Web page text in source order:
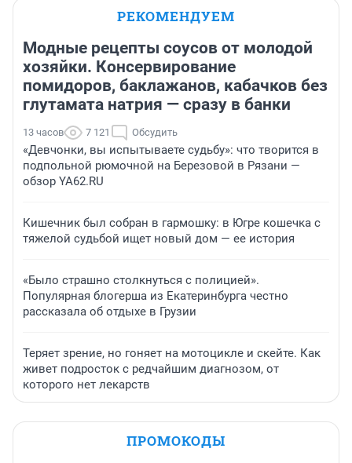
РЕКОМЕНДУЕМ
Модные рецепты соусов от молодой
хозяйки. Консервирование
помидоров, баклажанов, кабачков без
глутамата натрия — сразу в банки
13 часов 7 121 Обсудить
«Девчонки, вы испытываете судьбу»: что творится в
подпольной рюмочной на Березовой в Рязани —
обзор YA62.RU
Кишечник был собран в гармошку: в Югре кошечка с
тяжелой судьбой ищет новый дом — ее история
«Было страшно столкнуться с полицией».
Популярная блогерша из Екатеринбурга честно
рассказала об отдыхе в Грузии
Теряет зрение, но гоняет на мотоцикле и скейте. Как
живет подросток с редчайшим диагнозом, от
которого нет лекарств
ПРОМОКОДЫ